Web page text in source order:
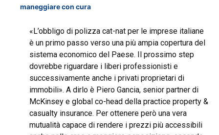
maneggiare con cura
«L’obbligo di polizza cat-nat per le imprese italiane
è un primo passo verso una più ampia copertura del
sistema economico del Paese. Il prossimo step
dovrebbe riguardare i liberi professionisti e
successivamente anche i privati proprietari di
immobili». A dirlo è Piero Gancia, senior partner di
McKinsey e global co-head della practice property &
casualty insurance. Per ottenere però una vera
mutualità capace di rendere i prezzi più accessibili